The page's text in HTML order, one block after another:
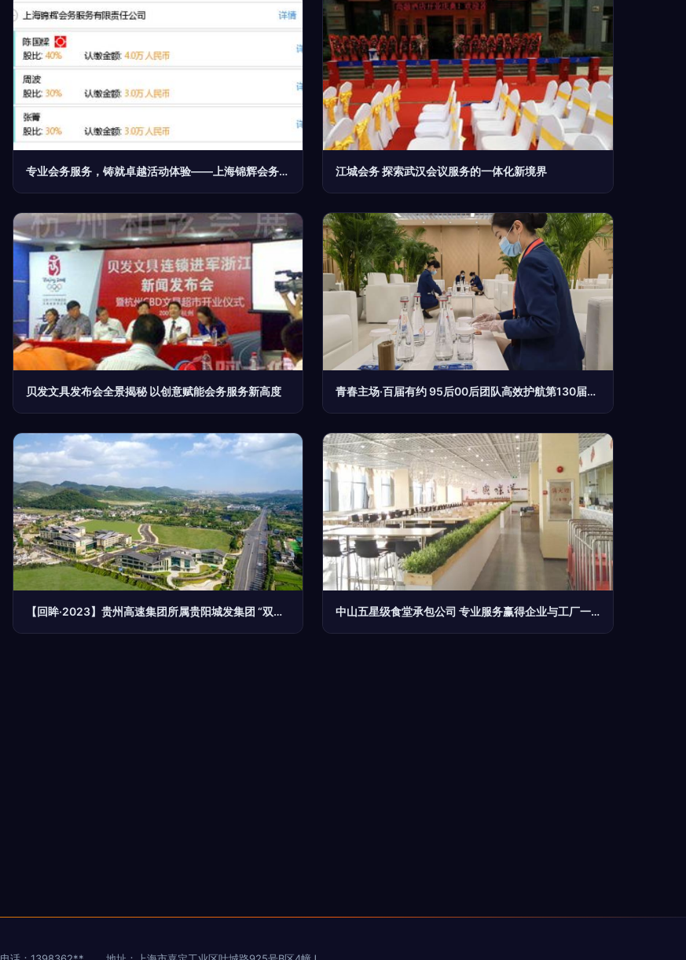
专业会务服务，铸就卓越活动体验——上海锦辉会务服务有限责任公司 江城会务 探索武汉会议服务的一体化新境界
贝发文具发布会全景揭秘 以创意赋能会务服务新高度 青春主场·百届有约 95后00后团队高效护航第130届广交会
【回眸·2023】贵州高速集团所属贵阳城发集团 “双擎”发力增效益 “四轮”驱动谱新篇 中山五星级食堂承包公司 专业服务赢得企业与工厂一致好评